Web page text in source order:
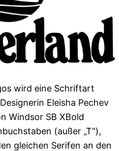
wird eine Schriftart
Eleisha Pechev
Windsor SB XBold
(außer „T“),
gleichen Serifen an den